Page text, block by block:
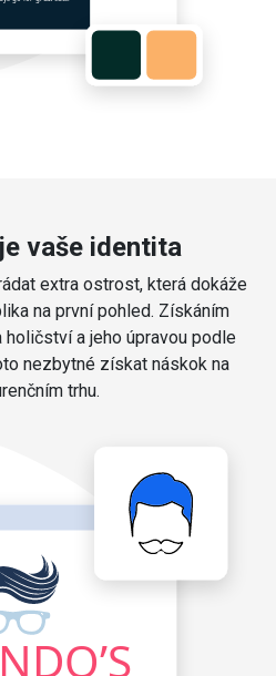
vaše identita
extra ostrost, která dokáže
na první pohled. Získáním
a jeho úpravou podle
nezbytné získat náskok na
trhu.